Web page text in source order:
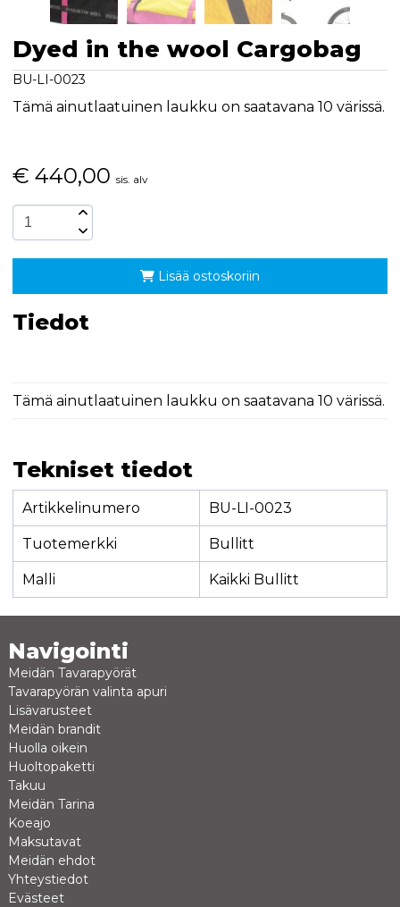
Dyed in the wool Cargobag
BU-LI-0023
Tämä ainutlaatuinen laukku on saatavana 10 värissä.
€ 440,00 sis. alv
Lisää ostoskoriin
Tiedot
Tämä ainutlaatuinen laukku on saatavana 10 värissä.
Tekniset tiedot
Artikkelinumero BU-LI-0023
Tuotemerkki Bullitt
Malli Kaikki Bullitt
Navigointi
Meidän Tavarapyörät
Tavarapyörän valinta apuri
Lisävarusteet
Meidän brandit
Huolla oikein
Huoltopaketti
Takuu
Meidän Tarina
Koeajo
Maksutavat
Meidän ehdot
Yhteystiedot
Evästeet